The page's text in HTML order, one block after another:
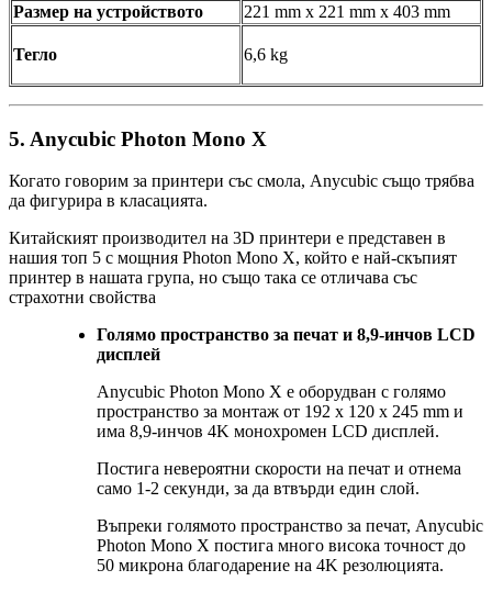
Размер на устройството
221 mm x 221 mm x 403 mm
Тегло 6,6 kg
5. Anycubic Photon Mono X
Когато говорим за принтери със смола, Anycubic също трябва
да фигурира в класацията.
Китайският производител на 3D принтери е представен в
нашия топ 5 с мощния Photon Mono X, който е най-скъпият
принтер в нашата група, но също така се отличава със
страхотни свойства
Голямо пространство за печат и 8,9-инчов LCD
дисплей
Anycubic Photon Mono X е оборудван с голямо
пространство за монтаж от 192 x 120 x 245 mm и
има 8,9-инчов 4K монохромен LCD дисплей.
Постига невероятни скорости на печат и отнема
само 1-2 секунди, за да втвърди един слой.
Въпреки голямото пространство за печат, Anycubic
Photon Mono X постига много висока точност до
50 микрона благодарение на 4K резолюцията.